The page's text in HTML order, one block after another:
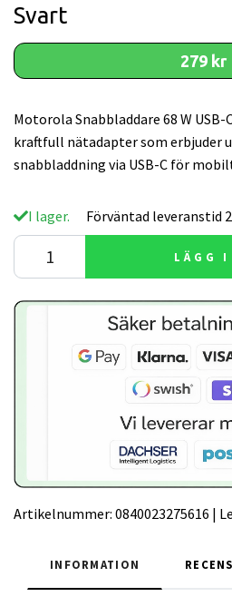
Svart
279 kr
Motorola Snabbladdare 68 W
kraftfull nätadapter som erbjuder
snabbladdning via USB-C för
I lager. Förväntad leveranstid
LÄGG I
Artikelnummer: 0840023275616 |
INFORMATION